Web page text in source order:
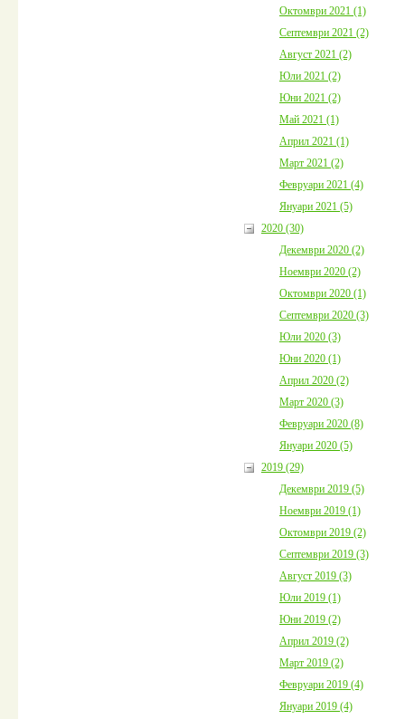
Октомври 2021 (1)
Септември 2021 (2)
Август 2021 (2)
Юли 2021 (2)
Юни 2021 (2)
Май 2021 (1)
Април 2021 (1)
Март 2021 (2)
Февруари 2021 (4)
Януари 2021 (5)
2020 (30)
Декември 2020 (2)
Ноември 2020 (2)
Октомври 2020 (1)
Септември 2020 (3)
Юли 2020 (3)
Юни 2020 (1)
Април 2020 (2)
Март 2020 (3)
Февруари 2020 (8)
Януари 2020 (5)
2019 (29)
Декември 2019 (5)
Ноември 2019 (1)
Октомври 2019 (2)
Септември 2019 (3)
Август 2019 (3)
Юли 2019 (1)
Юни 2019 (2)
Април 2019 (2)
Март 2019 (2)
Февруари 2019 (4)
Януари 2019 (4)